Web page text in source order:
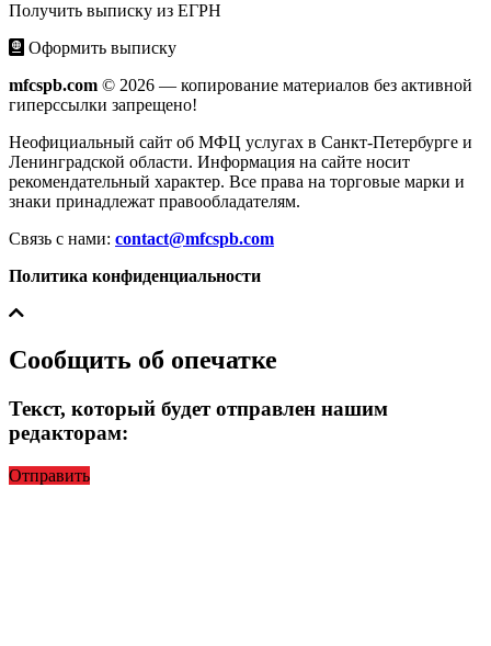
Получить выписку из ЕГРН
Оформить выписку
mfcspb.com © 2026 — копирование материалов без активной
гиперссылки запрещено!
Неофициальный сайт об МФЦ услугах в Санкт-Петербурге и
Ленинградской области. Информация на сайте носит
рекомендательный характер. Все права на торговые марки и
знаки принадлежат правообладателям.
Связь с нами: contact@mfcspb.com
Политика конфиденциальности
Сообщить об опечатке
Текст, который будет отправлен нашим
редакторам:
Отправить